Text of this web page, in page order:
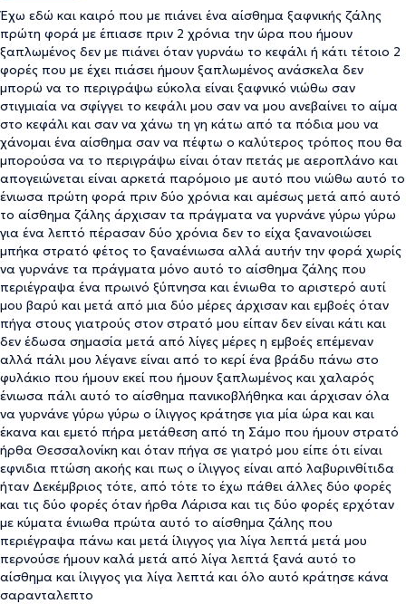
Έχω εδώ και καιρό που με πιάνει ένα αίσθημα ξαφνικής ζάλης
πρώτη φορά με έπιασε πριν 2 χρόνια την ώρα που ήμουν
ξαπλωμένος δεν με πιάνει όταν γυρνάω το κεφάλι ή κάτι τέτοιο 2
φορές που με έχει πιάσει ήμουν ξαπλωμένος ανάσκελα δεν
μπορώ να το περιγράψω εύκολα είναι ξαφνικό νιώθω σαν
στιγμιαία να σφίγγει το κεφάλι μου σαν να μου ανεβαίνει το αίμα
στο κεφάλι και σαν να χάνω τη γη κάτω από τα πόδια μου να
χάνομαι ένα αίσθημα σαν να πέφτω ο καλύτερος τρόπος που θα
μπορούσα να το περιγράψω είναι όταν πετάς με αεροπλάνο και
απογειώνεται είναι αρκετά παρόμοιο με αυτό που νιώθω αυτό το
ένιωσα πρώτη φορά πριν δύο χρόνια και αμέσως μετά από αυτό
το αίσθημα ζάλης άρχισαν τα πράγματα να γυρνάνε γύρω γύρω
για ένα λεπτό πέρασαν δύο χρόνια δεν το είχα ξανανοιώσει
μπήκα στρατό φέτος το ξαναένιωσα αλλά αυτήν την φορά χωρίς
να γυρνάνε τα πράγματα μόνο αυτό το αίσθημα ζάλης που
περιέγραψα ένα πρωινό ξύπνησα και ένιωθα το αριστερό αυτί
μου βαρύ και μετά από μια δύο μέρες άρχισαν και εμβοές όταν
πήγα στους γιατρούς στον στρατό μου είπαν δεν είναι κάτι και
δεν έδωσα σημασία μετά από λίγες μέρες η εμβοές επέμεναν
αλλά πάλι μου λέγανε είναι από το κερί ένα βράδυ πάνω στο
φυλάκιο που ήμουν εκεί που ήμουν ξαπλωμένος και χαλαρός
ένιωσα πάλι αυτό το αίσθημα πανικοβλήθηκα και άρχισαν όλα
να γυρνάνε γύρω γύρω ο ίλιγγος κράτησε για μία ώρα και και
έκανα και εμετό πήρα μετάθεση από τη Σάμο που ήμουν στρατό
ήρθα Θεσσαλονίκη και όταν πήγα σε γιατρό μου είπε ότι είναι
εφνιδια πτώση ακοής και πως ο ίλιγγος είναι από λαβυρινθίτιδα
ήταν Δεκέμβριος τότε, από τότε το έχω πάθει άλλες δύο φορές
και τις δύο φορές όταν ήρθα Λάρισα και τις δύο φορές ερχόταν
με κύματα ένιωθα πρώτα αυτό το αίσθημα ζάλης που
περιέγραψα πάνω και μετά ίλιγγος για λίγα λεπτά μετά μου
περνούσε ήμουν καλά μετά από λίγα λεπτά ξανά αυτό το
αίσθημα και ίλιγγος για λίγα λεπτά και όλο αυτό κράτησε κάνα
σαρανταλεπτο